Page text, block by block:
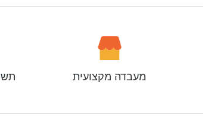
מעבדה מקצועית